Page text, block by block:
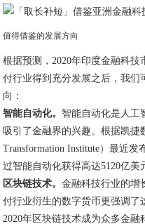
值得借鉴的发展方向
根据预测，2020年印度金融科
付行业得到充分发展之后，我
向：
智能自动化。 智能自动化是人工
吸引了金融界的兴趣。根据凯捷
Transformation Institute）最近
过智能自动化获得高达5120亿美
区块链技术。金融科技行业的增
付行业衍生的数字货币更强调了
2020年区块链技术成为众多金